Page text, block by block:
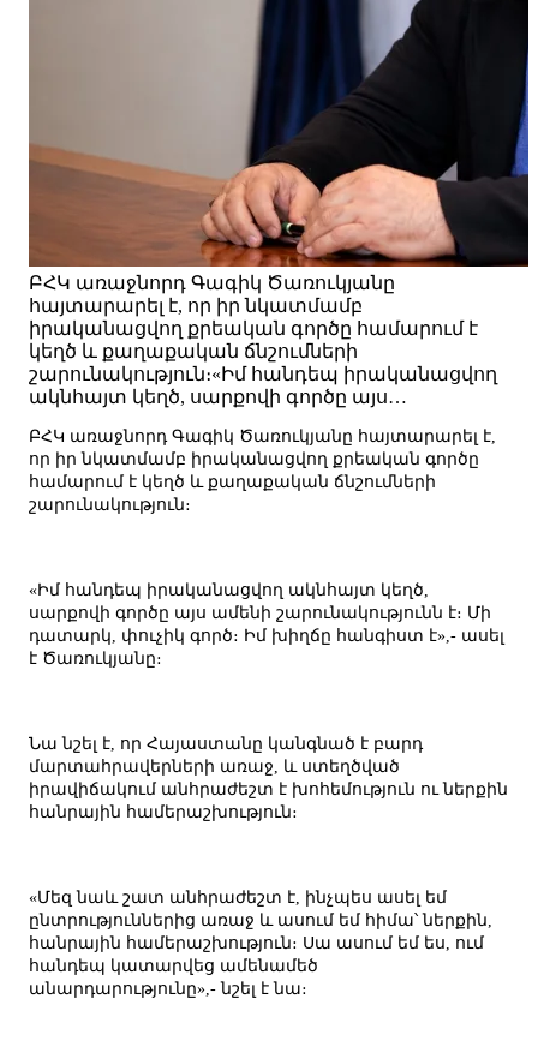
ԲՀԿ առաջնորդ Գագիկ Ծառուկյանը
հայտարարել է, որ իր նկատմամբ
իրականացվող քրեական գործը համարում է
կեղծ և քաղաքական ճնշումների
շարունակություն։«Իմ հանդեպ իրականացվող
ակնհայտ կեղծ, սարքովի գործը այս…
ԲՀԿ առաջնորդ Գագիկ Ծառուկյանը հայտարարել է,
որ իր նկատմամբ իրականացվող քրեական գործը
համարում է կեղծ և քաղաքական ճնշումների
շարունակություն։
«Իմ հանդեպ իրականացվող ակնհայտ կեղծ,
սարքովի գործը այս ամենի շարունակությունն է։ Մի
դատարկ, փուչիկ գործ։ Իմ խիղճը հանգիստ է»,- ասել
է Ծառուկյանը։
Նա նշել է, որ Հայաստանը կանգնած է բարդ
մարտահրավերների առաջ, և ստեղծված
իրավիճակում անհրաժեշտ է խոհեմություն ու ներքին
հանրային համերաշխություն։
«Մեզ նաև շատ անհրաժեշտ է, ինչպես ասել եմ
ընտրություններից առաջ և ասում եմ հիմա՝ ներքին,
հանրային համերաշխություն։ Սա ասում եմ ես, ում
հանդեպ կատարվեց ամենամեծ
անարդարությունը»,- նշել է նա։